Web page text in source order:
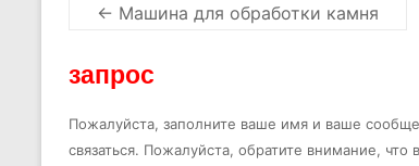
← Машина для обработки камня
запрос
Пожалуйста, заполните ваше имя и ваше
связаться. Пожалуйста, обратите внимание,